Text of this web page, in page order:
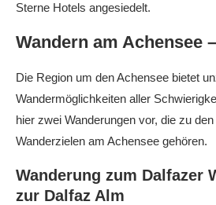
Sterne Hotels angesiedelt.
Wandern am Achensee
Die Region um den Achensee bietet
Wandermöglichkeiten aller
hier zwei Wanderungen vor, die zu
Wanderzielen am Achensee gehören.
Wanderung zum Dalfazer
zur Dalfaz Alm